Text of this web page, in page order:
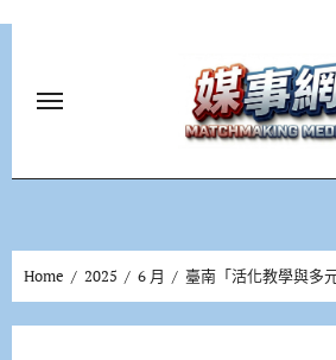
Home 2025 6 月 臺南「活化教學與多